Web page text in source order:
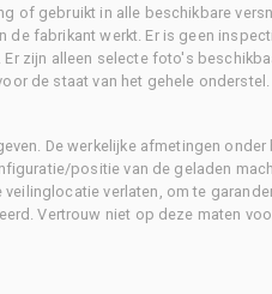
of gebruikt in alle beschikbare
de fabrikant werkt. Er is geen
zijn alleen selecte foto's
de staat van het gehele onderstel.
De werkelijke afmetingen
positie van de geladen
verlaten, om te
Vertrouw niet op deze maten